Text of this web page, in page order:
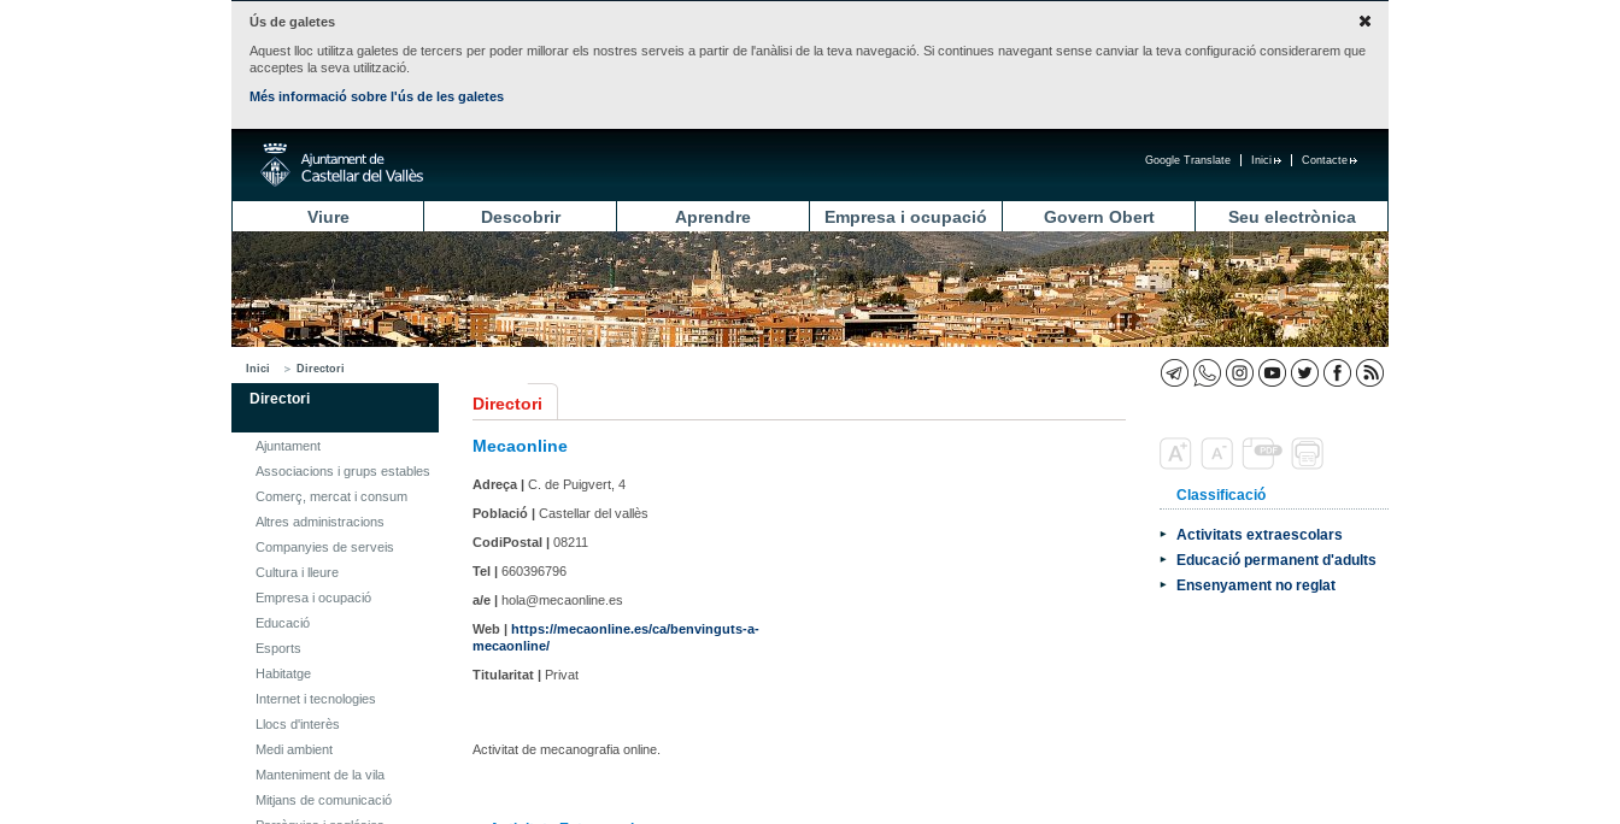
Ús de galetes
Aquest lloc utilitza galetes de tercers per poder millorar els nostres serveis a partir de l'anàlisi de la teva navegació. Si continues navegant sense canviar la teva configuració considerarem que
acceptes la seva utilització.
Més informació sobre l'ús de les galetes
Contacte
Inici
Google Translate
Viure Descobrir Aprendre Empresa i ocupació Govern Obert Seu electrònica
Inici Directori
Directori
Ajuntament
Associacions i grups estables
Comerç, mercat i consum
Altres administracions
Companyies de serveis
Cultura i lleure
Empresa i ocupació
Educació
Esports
Habitatge
Internet i tecnologies
Llocs d'interès
Medi ambient
Manteniment de la vila
Mitjans de comunicació
Directori
Mecaonline
Adreça | C. de Puigvert, 4
Població | Castellar del vallès
CodiPostal | 08211
Tel | 660396796
a/e | hola@mecaonline.es
Web | https://mecaonline.es/ca/benvinguts-a-
mecaonline/
Titularitat | Privat
Activitat de mecanografia online.
Classificació
Activitats extraescolars
Educació permanent d'adults
Ensenyament no reglat